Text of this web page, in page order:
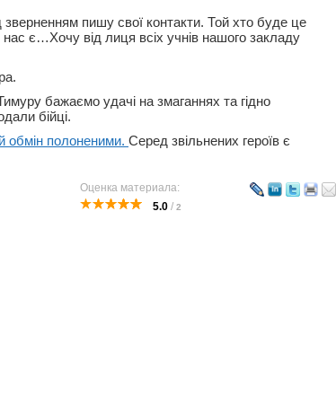
зверненням пишу свої контакти. Той хто буде це
є…Хочу від лиця всіх учнів нашого закладу
бажаємо удачі на змаганнях та гідно
бійці.
обмін полоненими. Серед звільнених героїв є
Оценка материала:
5.0 / 2